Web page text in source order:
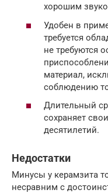
хорошим
Удобен в
требуется
не требуются
материал,
соблюдению
Длительный
сохраняет
десятилетий.
Недостатки
Минусы у керамзита
несравним с